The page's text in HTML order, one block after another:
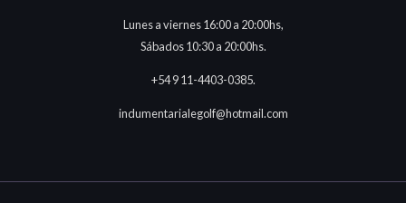
Lunes a viernes 16:00 a 20:00hs,
Sábados 10:30 a 20:00hs.
+54 9 11-4403-0385.
indumentarialegolf@hotmail.com